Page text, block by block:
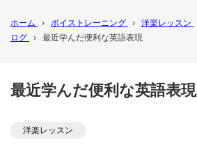
ホーム › ボイストレーニング › 洋楽レッスン
ログ
› 最近学んだ便利な英語表現
最近学んだ便利な英語表現
洋楽レッスン